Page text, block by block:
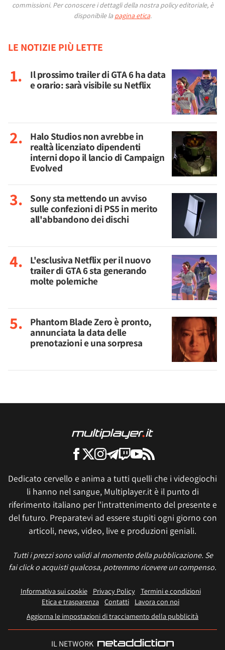
commissioni. Per conoscere i dettagli della nostra policy editoriale, è
disponibile la pagina etica.
LE NOTIZIE PIÙ LETTE
Il prossimo trailer di GTA 6 ha data
e orario: sarà visibile su Netflix
Halo Studios non avrebbe in
realtà licenziato dipendenti
interni dopo il lancio di Campaign
Evolved
Sony sta mettendo un avviso
sulle confezioni di PS5 in merito
all'abbandono dei dischi
L'esclusiva Netflix per il nuovo
trailer di GTA 6 sta generando
molte polemiche
Phantom Blade Zero è pronto,
annunciata la data delle
prenotazioni e una sorpresa
Dedicato cervello e anima a tutti quelli che i videogiochi
li hanno nel sangue, Multiplayer.it è il punto di
riferimento italiano per l'intrattenimento del presente e
del futuro. Preparatevi ad essere stupiti ogni giorno con
articoli, news, video, live e produzioni geniali.
Tutti i prezzi sono validi al momento della pubblicazione. Se
fai click o acquisti qualcosa, potremmo ricevere un compenso.
Informativa sui cookie Privacy Policy
Termini e condizioni
Etica e trasparenza Contatti
Lavora con noi
Aggiorna le impostazioni di tracciamento della pubblicità
IL NETWORK